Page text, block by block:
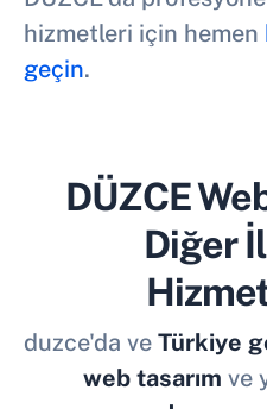
hizmetleri için hemen
geçin.
DÜZCE
Diğer
duzce'da ve Türkiye
web tasarım ve